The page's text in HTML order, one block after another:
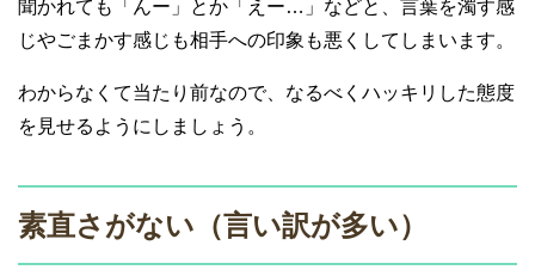
聞かれても「んー」とか「えー…」などと、言葉を濁す感
じやごまかす感じも相手への印象も悪くしてしまいます。
わからなくて当たり前なので、なるべくハッキリした態度
を見せるようにしましょう。
素直さがない（言い訳が多い）